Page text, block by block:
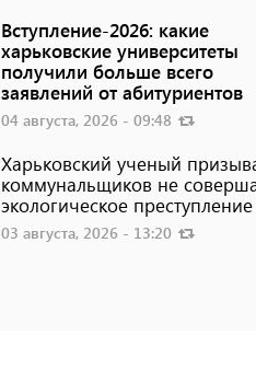
Вступление-2026: какие
харьковские университеты
получили больше всего
заявлений от абитуриентов
04 августа, 2026 - 09:48
Харьковский ученый
коммунальщиков не
экологическое преступление
03 августа, 2026 - 13:20